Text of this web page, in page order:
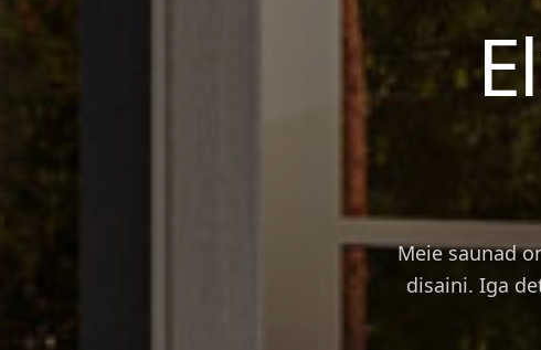
Meie saunad
disaini. Iga